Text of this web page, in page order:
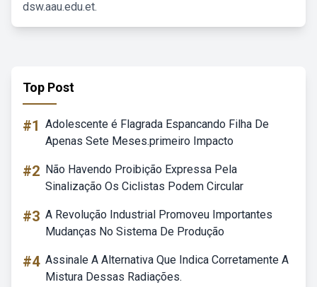
dsw.aau.edu.et.
Top Post
#1 Adolescente é Flagrada Espancando Filha De
Apenas Sete Meses.primeiro Impacto
#2 Não Havendo Proibição Expressa Pela
Sinalização Os Ciclistas Podem Circular
#3 A Revolução Industrial Promoveu Importantes
Mudanças No Sistema De Produção
#4 Assinale A Alternativa Que Indica Corretamente A
Mistura Dessas Radiações.